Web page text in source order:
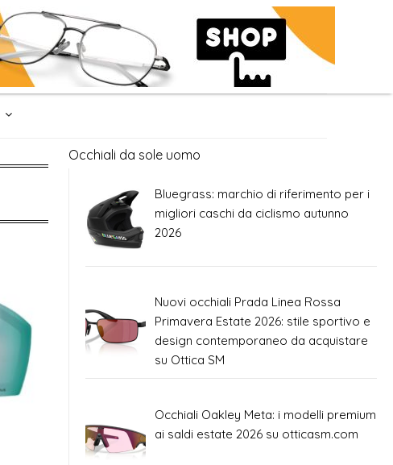
Occhiali da sole uomo
Bluegrass: marchio di riferimento per i
migliori caschi da ciclismo autunno
2026
Nuovi occhiali Prada Linea Rossa
Primavera Estate 2026: stile sportivo e
design contemporaneo da acquistare
su Ottica SM
Occhiali Oakley Meta: i modelli premium
ai saldi estate 2026 su otticasm.com